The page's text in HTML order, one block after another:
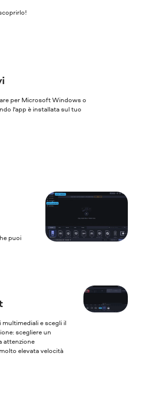
per Microsoft Windows o
l'app è installata sul tuo
puoi
e scegli il
scegliere un
attenzione
elevata velocità